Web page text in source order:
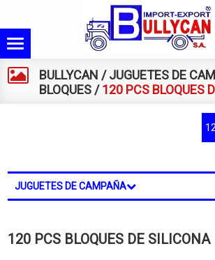
BULLYCAN /JUGUETES DE
BLOQUES /120 PCS BLOQUES
JUGUETES DE CAMPAÑA
120 PCS BLOQUES DE SILICONA